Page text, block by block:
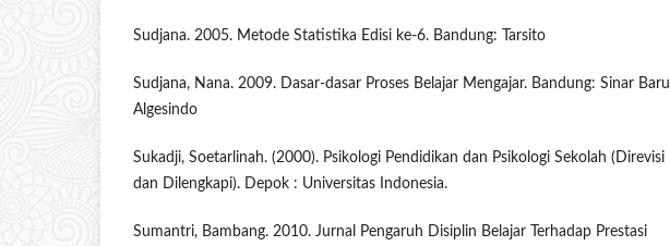
Sudjana. 2005. Metode Statistika Edisi ke-6. Bandung: Tarsito
Sudjana, Nana. 2009. Dasar-dasar Proses Belajar Mengajar. Bandung: Sinar Baru
Algesindo
Sukadji, Soetarlinah. (2000). Psikologi Pendidikan dan Psikologi Sekolah (Direvisi
dan Dilengkapi). Depok : Universitas Indonesia.
Sumantri, Bambang. 2010. Jurnal Pengaruh Disiplin Belajar Terhadap Prestasi